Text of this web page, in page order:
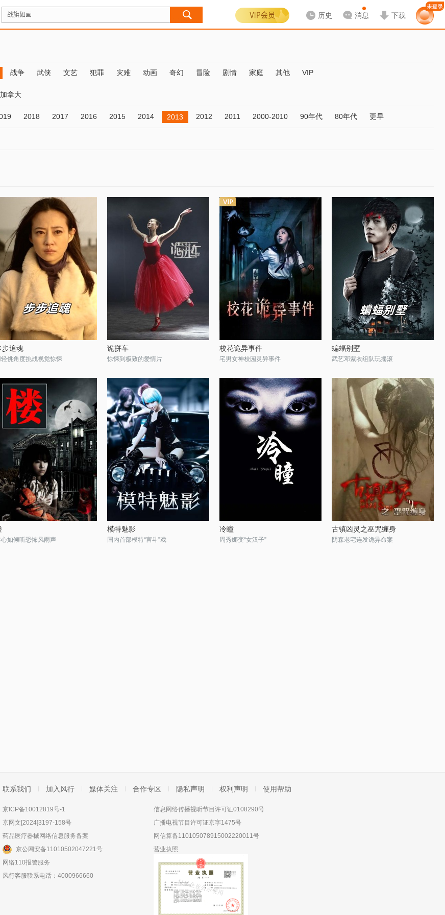
历史 消息 下载
战争 武侠 文艺 犯罪 灾难 动画 奇幻 冒险 剧情 家庭 其他 VIP
加拿大
2018 2017 2016 2015 2014 2013 2012 2011 2000-2010 90年代 80年代 更早
步追魂
轻佻角度挑战视觉惊悚
诡拼车
惊悚到极致的爱情片
校花诡异事件
宅男女神校园灵异事件
蝙蝠别墅
武艺邓紫衣组队玩摇滚
如倾听恐怖风雨声
模特魅影
国内首部模特“宫斗”戏
冷瞳
周秀娜变“女汉子”
古镇凶灵之巫咒缠身
阴森老宅连发诡异命案
联系我们 加入风行 媒体关注 合作专区 隐私声明 权利声明 使用帮助
京ICP备10012819号-1
京网文[2024]3197-158号
药品医疗器械网络信息服务备案
京公网安备11010502047221号
网络110报警服务
风行客服联系电话：4000966660
信息网络传播视听节目许可证0108290号
广播电视节目许可证京字1475号
网信算备110105078915002220011号
营业执照